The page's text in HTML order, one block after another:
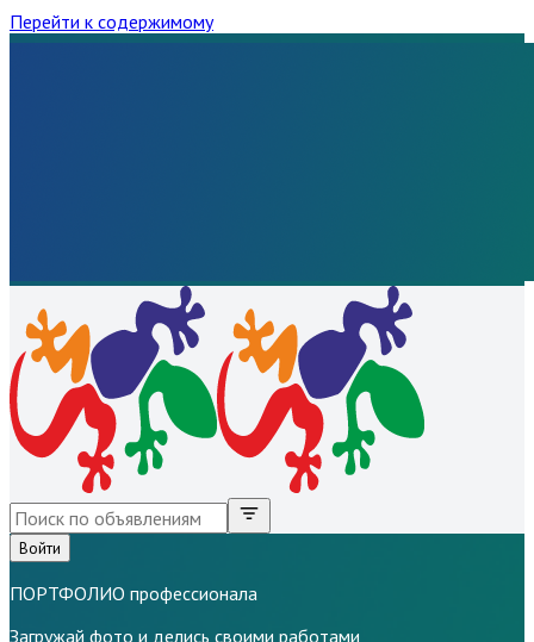
Перейти к содержимому
Войти
ПОРТФОЛИО профессионала
Загружай фото и делись своими работами